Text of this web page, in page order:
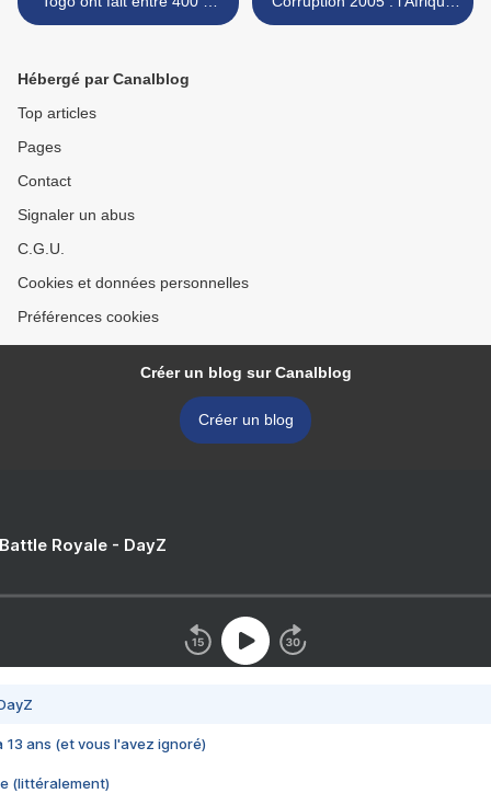
500 morts
dernier de la classe >
Hébergé par Canalblog
Top articles
Pages
Contact
Signaler un abus
C.G.U.
Cookies et données personnelles
Préférences cookies
Créer un blog sur Canalblog
Créer un blog
Royale - DayZ
13 ans (et vous l'avez ignoré)
(littéralement)